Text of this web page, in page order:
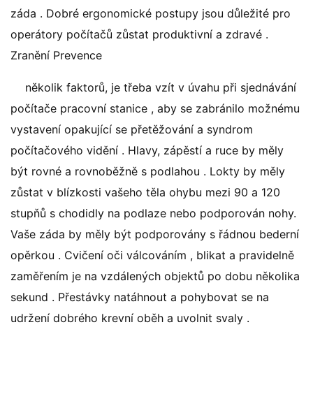
záda . Dobré ergonomické postupy jsou důležité pro
operátory počítačů zůstat produktivní a zdravé .
Zranění Prevence
několik faktorů, je třeba vzít v úvahu při sjednávání
počítače pracovní stanice , aby se zabránilo možnému
vystavení opakující se přetěžování a syndrom
počítačového vidění . Hlavy, zápěstí a ruce by měly
být rovné a rovnoběžně s podlahou . Lokty by měly
zůstat v blízkosti vašeho těla ohybu mezi 90 a 120
stupňů s chodidly na podlaze nebo podporován nohy.
Vaše záda by měly být podporovány s řádnou bederní
opěrkou . Cvičení oči válcováním , blikat a pravidelně
zaměřením je na vzdálených objektů po dobu několika
sekund . Přestávky natáhnout a pohybovat se na
udržení dobrého krevní oběh a uvolnit svaly .